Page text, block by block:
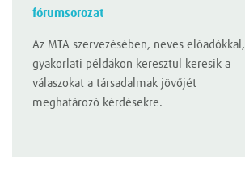
fórumsorozat
Az MTA szervezésében, neves előadókkal,
gyakorlati példákon keresztül keresik a
válaszokat a társadalmak jövőjét
meghatározó kérdésekre.